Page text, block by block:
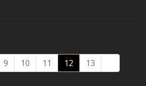
9 10 11 12 13